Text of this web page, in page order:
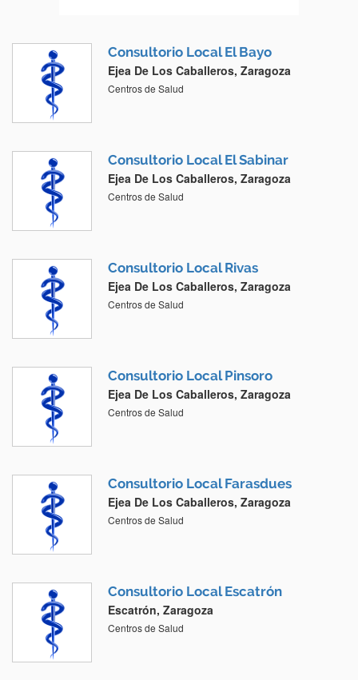
Consultorio Local El Bayo
Ejea De Los Caballeros, Zaragoza
Centros de Salud
Consultorio Local El Sabinar
Ejea De Los Caballeros, Zaragoza
Centros de Salud
Consultorio Local Rivas
Ejea De Los Caballeros, Zaragoza
Centros de Salud
Consultorio Local Pinsoro
Ejea De Los Caballeros, Zaragoza
Centros de Salud
Consultorio Local Farasdues
Ejea De Los Caballeros, Zaragoza
Centros de Salud
Consultorio Local Escatrón
Escatrón, Zaragoza
Centros de Salud